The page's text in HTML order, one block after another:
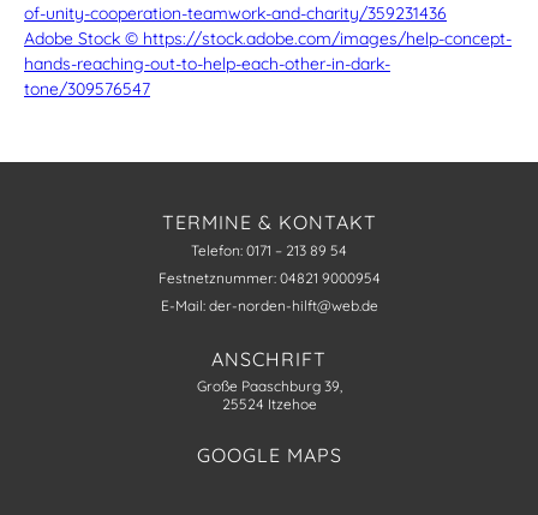
of-unity-cooperation-teamwork-and-charity/359231436
Adobe Stock © https://stock.adobe.com/images/help-concept-
hands-reaching-out-to-help-each-other-in-dark-
tone/309576547
TERMINE & KONTAKT
Telefon: 0171 – 213 89 54
Festnetznummer: 04821 9000954
E-Mail: der-norden-hilft@web.de
ANSCHRIFT
Große Paaschburg 39,
25524 Itzehoe
GOOGLE MAPS